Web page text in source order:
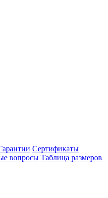
Сертификаты
вопросы Таблица размеров